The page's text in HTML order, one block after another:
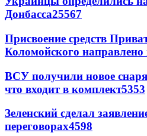
Донбасса25567
Присвоение средств
Коломойского направлено
ВСУ получили новое
что входит в комплект5353
Зеленский сделал
переговорах4598